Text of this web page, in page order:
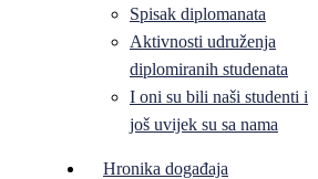
Spisak diplomanata
Aktivnosti udruženja
diplomiranih studenata
I oni su bili naši studenti i
još uvijek su sa nama
Hronika događaja